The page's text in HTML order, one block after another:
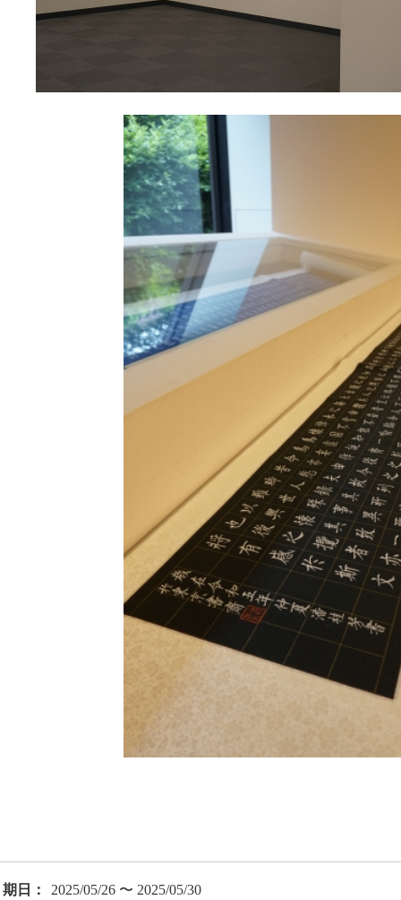
期日：
2025/05/26 〜 2025/05/30